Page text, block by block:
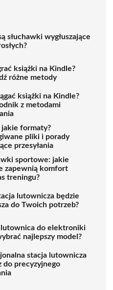
słuchawki wygłuszające
książki na Kindle?
różne metody
książki na Kindle?
z metodami
jakie formaty?
pliki i porady
przesyłania
sportowe: jakie
zapewnią komfort
treningu?
lutownicza będzie
do Twoich potrzeb?
lutownica do elektroniki
najlepszy model?
stacja lutownicza
do precyzyjnego